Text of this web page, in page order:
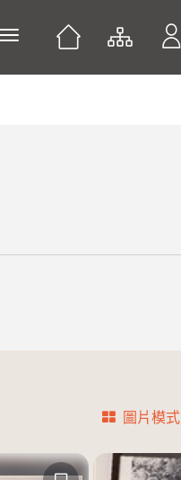
展開或關閉主選單
圖片模式